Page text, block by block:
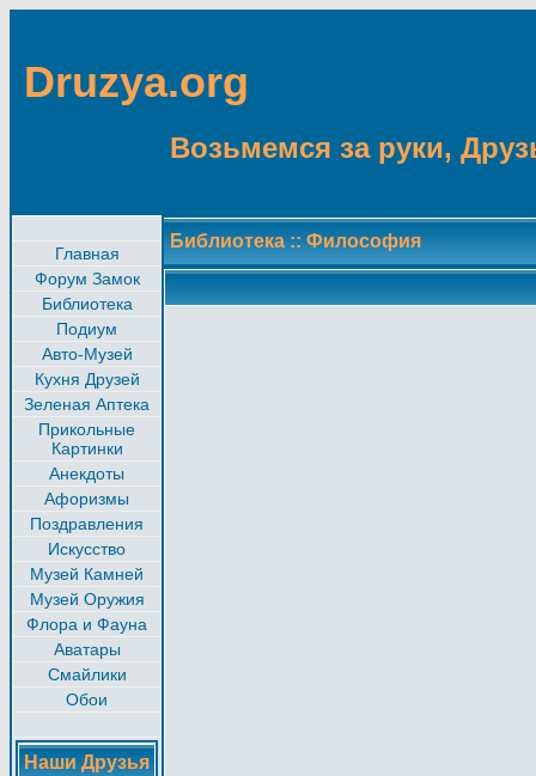
Druzya.org
Возьмемся за руки,
Главная
Форум Замок
Библиотека
Подиум
Авто-Музей
Кухня Друзей
Зеленая Аптека
Прикольные
Картинки
Анекдоты
Афоризмы
Поздравления
Искусство
Музей Камней
Музей Оружия
Флора и Фауна
Аватары
Смайлики
Обои
Наши Друзья
Библиотека :: Философия